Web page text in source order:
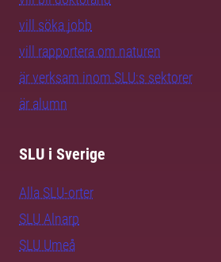
vill söka jobb
vill rapportera om naturen
är verksam inom SLU:s sektorer
är alumn
SLU i Sverige
Alla SLU-orter
SLU Alnarp
SLU Umeå